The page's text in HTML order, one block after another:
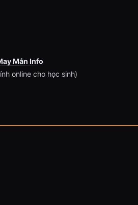
Mắn Info
online cho học sinh)